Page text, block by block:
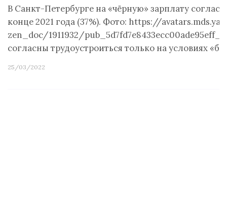
В Санкт-Петербурге на «чёрную» зарплату
конце 2021 года (37%). Фото: https://
zen_doc/1911932/
согласны трудоустроиться только на условиях
25/03/2022